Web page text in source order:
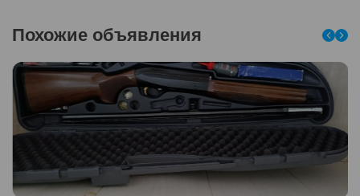
Похожие объявления